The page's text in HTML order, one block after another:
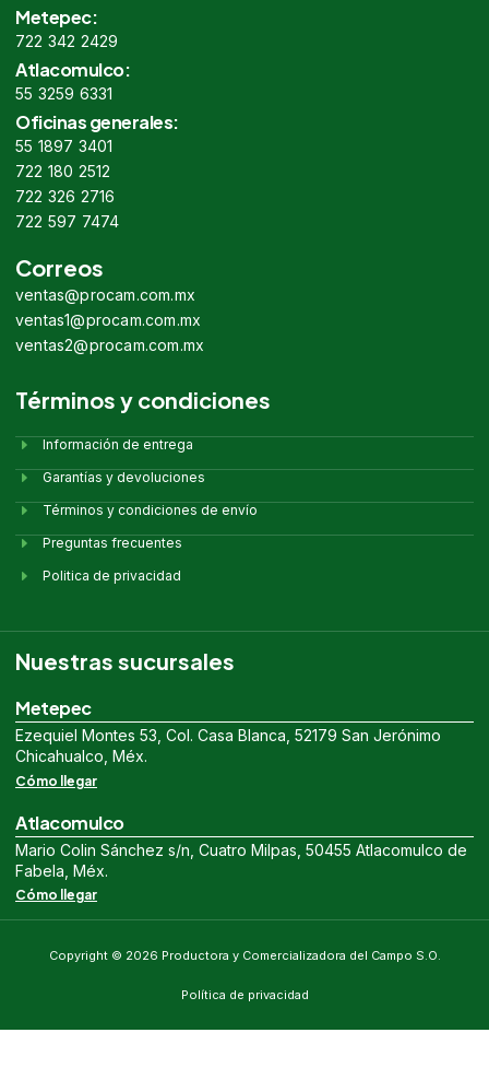
Metepec:
722 342 2429
Atlacomulco:
55 3259 6331
Oficinas generales:
55 1897 3401
722 180 2512
722 326 2716
722 597 7474
Correos
ventas@procam.com.mx
ventas1@procam.com.mx
ventas2@procam.com.mx
Términos y condiciones
Información de entrega
Garantías y devoluciones
Términos y condiciones de envío
Preguntas frecuentes
Politica de privacidad
Nuestras sucursales
Metepec
Ezequiel Montes 53, Col. Casa Blanca, 52179 San Jerónimo
Chicahualco, Méx.
Cómo llegar
Atlacomulco
Mario Colin Sánchez s/n, Cuatro Milpas, 50455 Atlacomulco de
Fabela, Méx.
Cómo llegar
Copyright © 2026 Productora y Comercializadora del Campo S.O.
Política de privacidad